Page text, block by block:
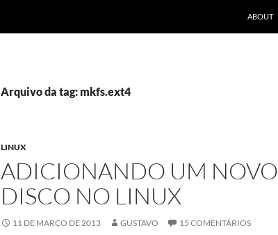
ABOUT
Arquivo da tag: mkfs.ext4
LINUX
ADICIONANDO UM NOVO
DISCO NO LINUX
11 DE MARÇO DE 2013 GUSTAVO 15 COMENTÁRIOS